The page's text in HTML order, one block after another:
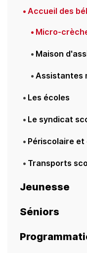
Accueil des
Micro-
Maison
Assistantes
Les écoles
Le syndicat
Périscolaire
Transports
Jeunesse
Séniors